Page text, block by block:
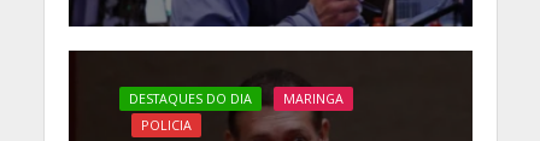
DESTAQUES DO DIA
MARINGA
POLICIA